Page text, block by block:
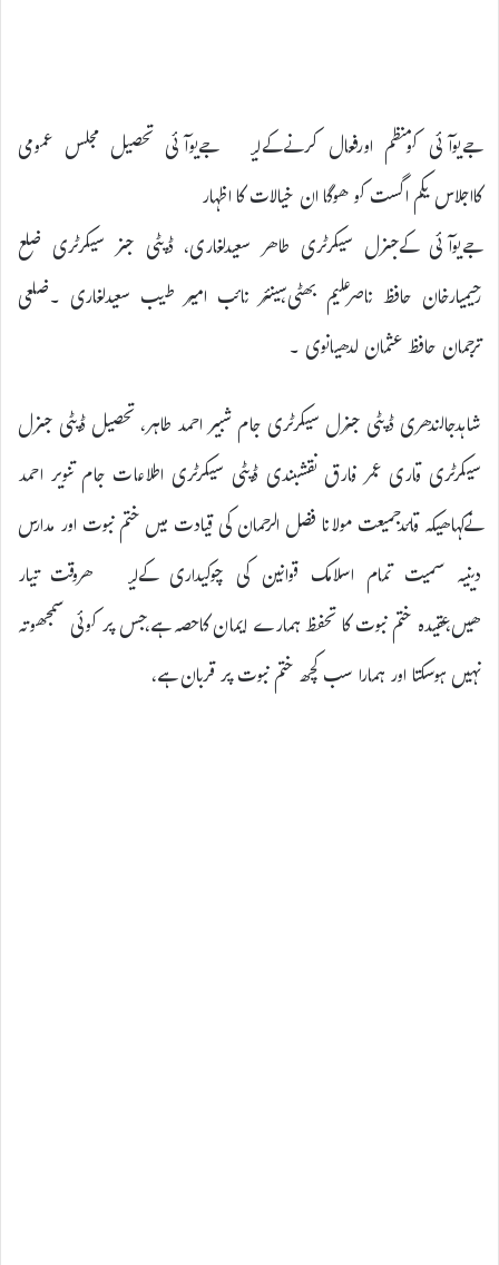
جےیوآئی کومنظم اورفعال کرنےکےلیۓ جےیوآئی تحصیل مجلس عمومی
کااجلاس یکم اگست کو ھوگا ان خیالات کا اظہار
جےیوآئی کےجنرل سیکرٹری طاھر سعیدلغاری، ڈپٹی جنر سیکرٹری ضلع
رحیمیارخان حافظ ناصرعلیم بھٹی،سینئر نائب امیر طیب سعیدلغاری ۔ضلعی
ترجمان حافظ عثمان لدھیانوی ۔
شاہدجالندھری ڈپٹی جنرل سیکرٹری جام شبیر احمد طاہر، تحصیل ڈپٹی جنرل
سیکرٹری قاری عمر فارق نقشبندی ڈپٹی سیکرٹری اطلاعات جام تنویر احمد
نےکہاھیکہ قائدجمیعت مولانا فضل الرحمان کی قیادت میں ختم نبوت اور مدارس
دینیہ سمیت تمام اسلامک قوانین کی چوکیداری کےلیۓ ھروقت تیار
ھیں،عقیدہ ختم نبوت کا تحفظ ہمارے ایمان کاحصہ ہے،جس پر کوئی سمجھوتہ
نہیں ہوسکتا اور ہمارا سب کچھ ختم نبوت پر قربان ہے،